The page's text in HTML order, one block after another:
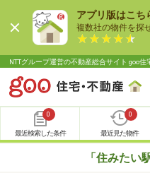
アプリ版はこち
複数社の物件を探
NTTグループ運営の不動産総合サイト goo住
0
最近検索した条件
0
最近見た物件
「住みたい